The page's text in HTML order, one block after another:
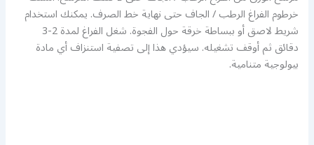
خرطوم الفراغ الرطب / الجاف حتى نهاية خط الصرف. يمكنك استخدام
شريط لاصق أو ببساطة خرقة حول الفجوة. شغل الفراغ لمدة 2-3
دقائق ثم أوقف تشغيله. سيؤدي هذا إلى تصفية استنزاف أي مادة
بيولوجية متنامية.